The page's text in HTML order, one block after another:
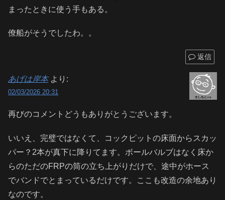
まったときに使う手もある。
僚船がそうでしたわ。。
返信
あげは岸本 より:
02/03/2026 20:31
再びのコメントどうもありがとうございます。
いいえ、完璧ではなくて、コックピットの床面からスカッ
パー？2本が真下に降りてます。ボールバルブはなく床か
らのただのFRPの筒の立ち上がりだけで、途中がホース
でバンドでとまっているだけです。ここも改造の余地あり
なのです。